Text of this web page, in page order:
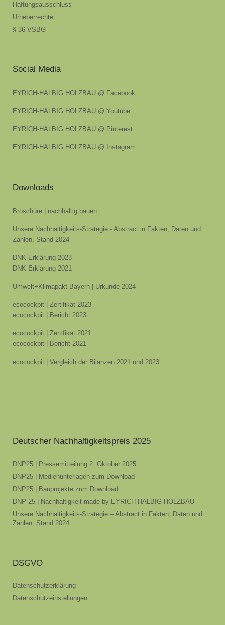
Haftungsausschluss
Urheberrechte
§ 36 VSBG
Social Media
EYRICH-HALBIG HOLZBAU @ Facebook
EYRICH-HALBIG HOLZBAU @ Youtube
EYRICH-HALBIG HOLZBAU @ Pinterest
EYRICH-HALBIG HOLZBAU @ Instagram
Downloads
Broschüre | nachhaltig bauen
Unsere Nachhaltigkeits-Strategie - Abstract in Fakten, Daten und
Zahlen, Stand 2024
DNK-Erklärung 2023
DNK-Erklärung 2021
Umwelt+Klimapakt Bayern | Urkunde 2024
ecocockpit | Zertifikat 2023
ecocockpit | Bericht 2023
ecocockpit | Zertifikat 2021
ecocockpit | Bericht 2021
ecocockpit | Vergleich der Bilanzen 2021 und 2023
Deutscher Nachhaltigkeitspreis 2025
DNP25 | Pressemitteilung 2. Oktober 2025
DNP25 | Medienunterlagen zum Download
DNP25 | Bauprojekte zum Download
DNP 25 | Nachhaltigkeit made by EYRICH-HALBIG HOLZBAU
Unsere Nachhaltigkeits-Strategie – Abstract in Fakten, Daten und
Zahlen, Stand 2024
DSGVO
Datenschutzerklärung
Datenschutzeinstellungen